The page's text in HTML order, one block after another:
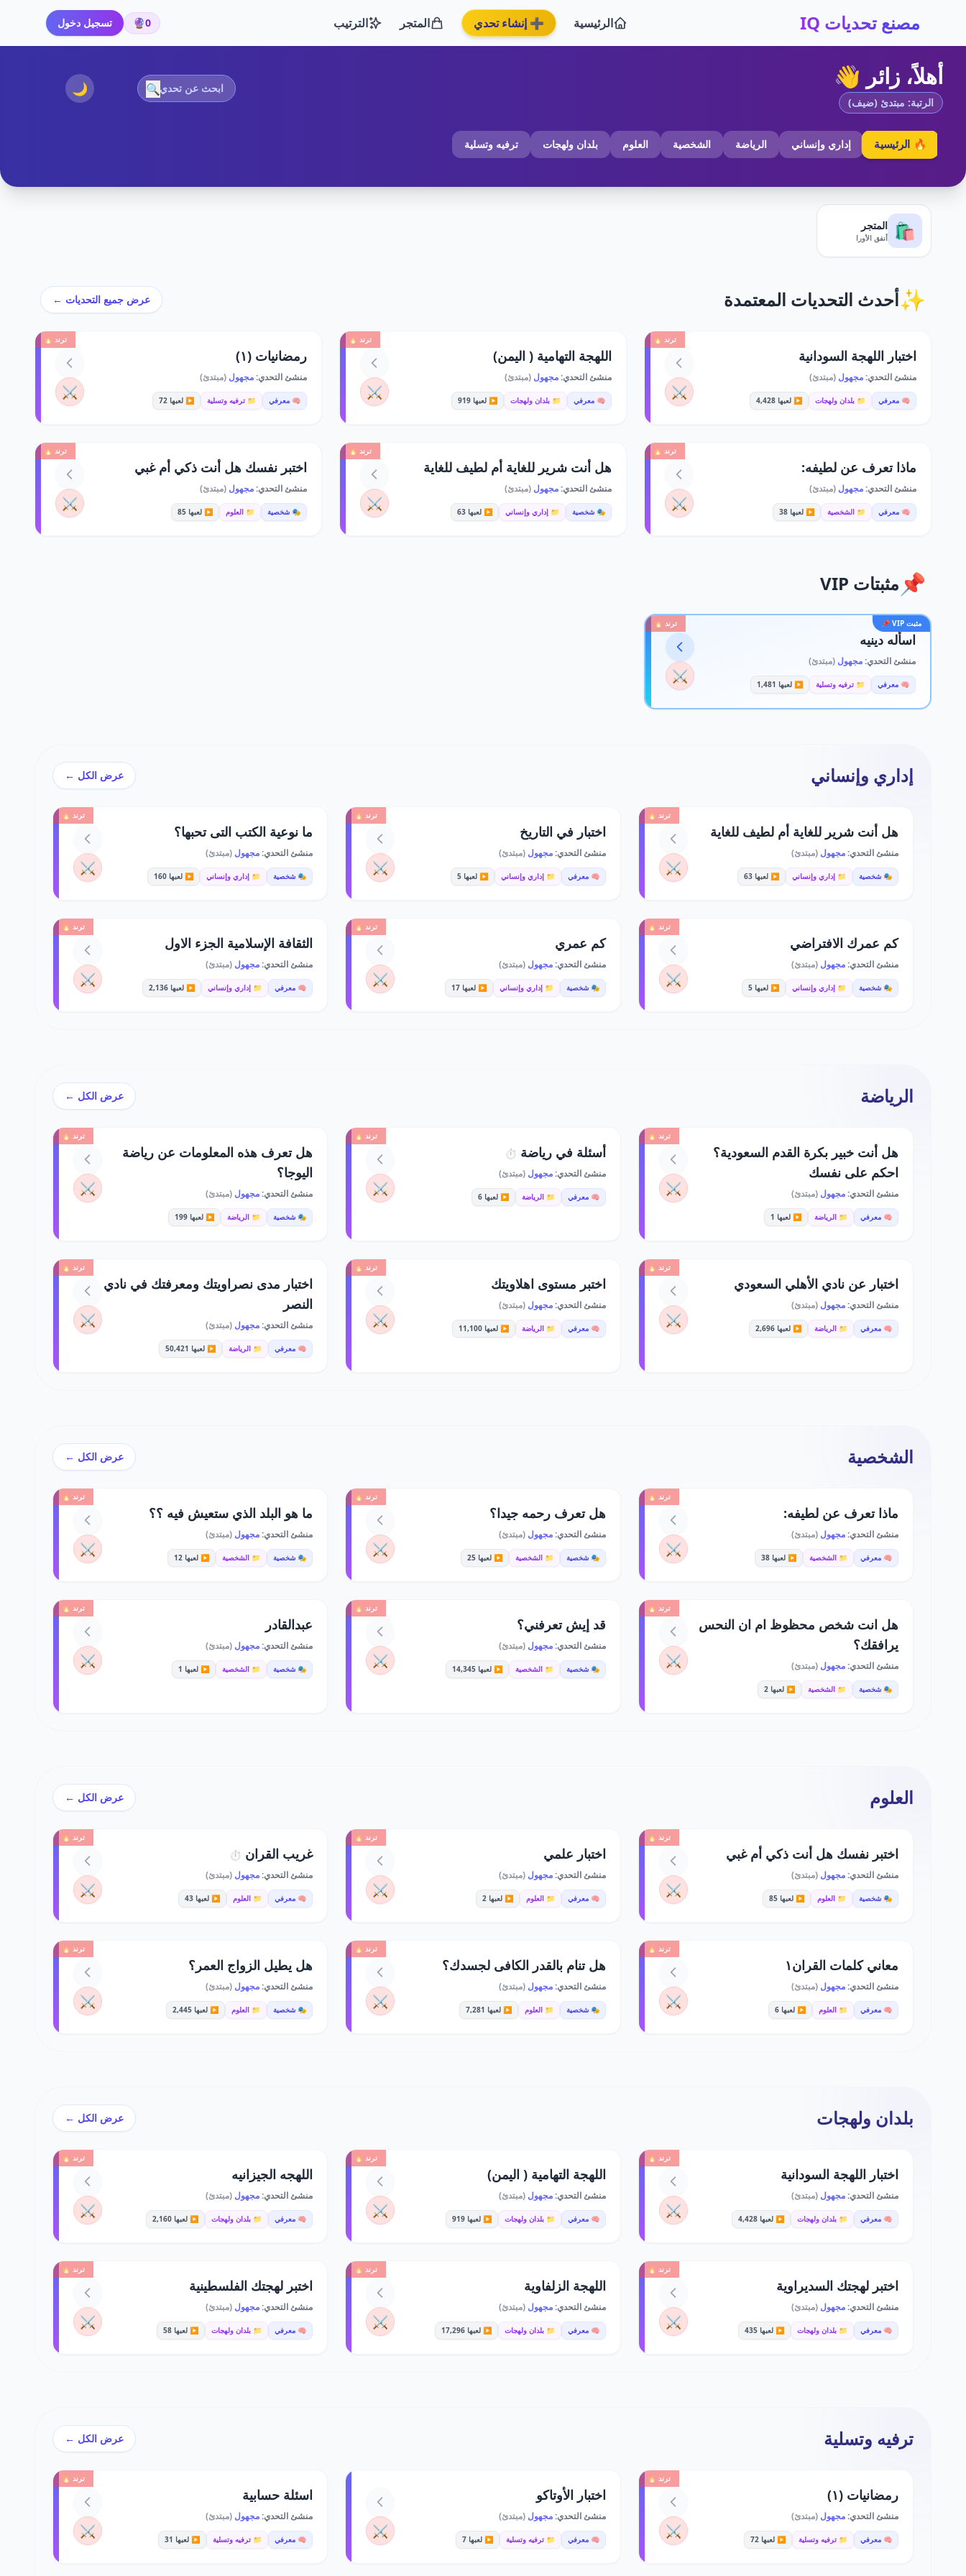
مصنع تحديات IQ الرئيسية ➕ إنشاء تحدي المتجر الترتيب 0
🔮 تسجيل دخول
أهلاً، زائر 👋
الرتبة: مبتدئ (ضيف)
🔍
🌙
🔥 الرئيسية إداري وإنساني الرياضة الشخصية العلوم بلدان ولهجات ترفيه وتسلية
🛍️ المتجر
أنفق الأورا
✨أحدث التحديات المعتمدة عرض جميع التحديات ←
ترند 🔥
اختبار اللهجة السودانية
منشئ التحدي:مجهول (مبتدئ)
🧠 معرفي 📁 بلدان ولهجات ▶️ لعبها 4,428 ⚔️
ترند 🔥
اللهجة التهامية ( اليمن)
منشئ التحدي:مجهول (مبتدئ)
🧠 معرفي 📁 بلدان ولهجات ▶️ لعبها 919 ⚔️
ترند 🔥
رمضانيات (١)
منشئ التحدي:مجهول (مبتدئ)
🧠 معرفي 📁 ترفيه وتسلية ▶️ لعبها 72 ⚔️
ترند 🔥
ماذا تعرف عن لطيفه:
منشئ التحدي:مجهول (مبتدئ)
🧠 معرفي 📁 الشخصية ▶️ لعبها 38 ⚔️
ترند 🔥
هل أنت شرير للغاية أم لطيف للغاية
منشئ التحدي:مجهول (مبتدئ)
🎭 شخصية 📁 إداري وإنساني ▶️ لعبها 63 ⚔️
ترند 🔥
اختبر نفسك هل أنت ذكي أم غبي
منشئ التحدي:مجهول (مبتدئ)
🎭 شخصية 📁 العلوم ▶️ لعبها 85 ⚔️
📌 مثبتات VIP
مثبت VIP 📌 ترند 🔥
اسأله دينيه
منشئ التحدي:مجهول (مبتدئ)
🧠 معرفي 📁 ترفيه وتسلية ▶️ لعبها 1,481 ⚔️
إداري وإنساني عرض الكل ←
ترند 🔥
هل أنت شرير للغاية أم لطيف للغاية
منشئ التحدي:مجهول (مبتدئ)
🎭 شخصية 📁 إداري وإنساني ▶️ لعبها 63 ⚔️
ترند 🔥
اختبار في التاريخ
منشئ التحدي:مجهول(مبتدئ)
🧠 معرفي 📁 إداري وإنساني ▶️ لعبها 5 ⚔️
ترند 🔥
ما نوعية الكتب التى تحبها؟
منشئ التحدي:مجهول (مبتدئ)
🎭 شخصية 📁 إداري وإنساني ▶️ لعبها 160 ⚔️
ترند 🔥
كم عمرك الافتراضي
منشئ التحدي:مجهول (مبتدئ)
🎭 شخصية 📁 إداري وإنساني ▶️ لعبها 5 ⚔️
ترند 🔥
كم عمري
منشئ التحدي:مجهول(مبتدئ)
🎭 شخصية 📁 إداري وإنساني ▶️ لعبها 17 ⚔️
ترند 🔥
الثقافة الإسلامية الجزء الاول
منشئ التحدي:مجهول (مبتدئ)
🧠 معرفي 📁 إداري وإنساني ▶️ لعبها 2,136 ⚔️
الرياضة عرض الكل ←
ترند 🔥
هل أنت خبير بكرة القدم السعودية؟
احكم على نفسك
منشئ التحدي:مجهول (مبتدئ)
🧠 معرفي 📁 الرياضة ▶️ لعبها 1
⚔️
ترند 🔥
أسئلة في رياضة ⏱️
منشئ التحدي:مجهول(مبتدئ)
🧠 معرفي 📁 الرياضة ▶️ لعبها 6 ⚔️
ترند 🔥
هل تعرف هذه المعلومات عن رياضة
اليوجا؟
منشئ التحدي:مجهول (مبتدئ)
🎭 شخصية 📁 الرياضة ▶️ لعبها 199
⚔️
ترند 🔥
اختبار عن نادي الأهلي السعودي
منشئ التحدي:مجهول (مبتدئ)
🧠 معرفي 📁 الرياضة ▶️ لعبها 2,696 ⚔️
ترند 🔥
اختبر مستوى اهلاويتك
منشئ التحدي:مجهول(مبتدئ)
🧠 معرفي 📁 الرياضة ▶️ لعبها 11,100 ⚔️
ترند 🔥
اختبار مدى نصراويتك ومعرفتك في نادي
النصر
منشئ التحدي:مجهول (مبتدئ)
🧠 معرفي 📁 الرياضة ▶️ لعبها 50,421
⚔️
الشخصية عرض الكل ←
ترند 🔥
ماذا تعرف عن لطيفه:
منشئ التحدي:مجهول (مبتدئ)
🧠 معرفي 📁 الشخصية ▶️ لعبها 38 ⚔️
ترند 🔥
هل تعرف رحمه جيدا؟
منشئ التحدي:مجهول(مبتدئ)
🎭 شخصية 📁 الشخصية ▶️ لعبها 25 ⚔️
ترند 🔥
ما هو البلد الذي ستعيش فيه ؟؟
منشئ التحدي:مجهول (مبتدئ)
🎭 شخصية 📁 الشخصية ▶️ لعبها 12 ⚔️
ترند 🔥
هل انت شخص محظوظ ام ان النحس
يرافقك؟
منشئ التحدي:مجهول (مبتدئ)
🎭 شخصية 📁 الشخصية ▶️ لعبها 2
⚔️
ترند 🔥
قد إيش تعرفني؟
منشئ التحدي:مجهول(مبتدئ)
🎭 شخصية 📁 الشخصية ▶️ لعبها 14,345 ⚔️
ترند 🔥
عبدالقادر
منشئ التحدي:مجهول (مبتدئ)
🎭 شخصية 📁 الشخصية ▶️ لعبها 1 ⚔️
العلوم عرض الكل ←
ترند 🔥
اختبر نفسك هل أنت ذكي أم غبي
منشئ التحدي:مجهول (مبتدئ)
🎭 شخصية 📁 العلوم ▶️ لعبها 85 ⚔️
ترند 🔥
اختبار علمي
منشئ التحدي:مجهول(مبتدئ)
🧠 معرفي 📁 العلوم ▶️ لعبها 2 ⚔️
ترند 🔥
غريب القران ⏱️
منشئ التحدي:مجهول (مبتدئ)
🧠 معرفي 📁 العلوم ▶️ لعبها 43 ⚔️
ترند 🔥
معاني كلمات القران١
منشئ التحدي:مجهول (مبتدئ)
🧠 معرفي 📁 العلوم ▶️ لعبها 6 ⚔️
ترند 🔥
هل تنام بالقدر الكافى لجسدك؟
منشئ التحدي:مجهول(مبتدئ)
🎭 شخصية 📁 العلوم ▶️ لعبها 7,281 ⚔️
ترند 🔥
هل يطيل الزواج العمر؟
منشئ التحدي:مجهول (مبتدئ)
🎭 شخصية 📁 العلوم ▶️ لعبها 2,445 ⚔️
بلدان ولهجات عرض الكل ←
ترند 🔥
اختبار اللهجة السودانية
منشئ التحدي:مجهول (مبتدئ)
🧠 معرفي 📁 بلدان ولهجات ▶️ لعبها 4,428 ⚔️
ترند 🔥
اللهجة التهامية ( اليمن)
منشئ التحدي:مجهول(مبتدئ)
🧠 معرفي 📁 بلدان ولهجات ▶️ لعبها 919 ⚔️
ترند 🔥
اللهجه الجيزانيه
منشئ التحدي:مجهول (مبتدئ)
🧠 معرفي 📁 بلدان ولهجات ▶️ لعبها 2,160 ⚔️
ترند 🔥
اختبر لهجتك السديراوية
منشئ التحدي:مجهول (مبتدئ)
🧠 معرفي 📁 بلدان ولهجات ▶️ لعبها 435 ⚔️
ترند 🔥
اللهجة الزلفاوية
منشئ التحدي:مجهول(مبتدئ)
🧠 معرفي 📁 بلدان ولهجات ▶️ لعبها 17,296 ⚔️
ترند 🔥
اختبر لهجتك الفلسطينية
منشئ التحدي:مجهول (مبتدئ)
🧠 معرفي 📁 بلدان ولهجات ▶️ لعبها 58 ⚔️
ترفيه وتسلية عرض الكل ←
ترند 🔥
رمضانيات (١)
منشئ التحدي:مجهول (مبتدئ)
🧠 معرفي 📁 ترفيه وتسلية ▶️ لعبها 72 ⚔️
اختبار الأوتاكو
منشئ التحدي:مجهول(مبتدئ)
🧠 معرفي 📁 ترفيه وتسلية ▶️ لعبها 7 ⚔️
ترند 🔥
اسئلة حسابية
منشئ التحدي:مجهول (مبتدئ)
🧠 معرفي 📁 ترفيه وتسلية ▶️ لعبها 31 ⚔️